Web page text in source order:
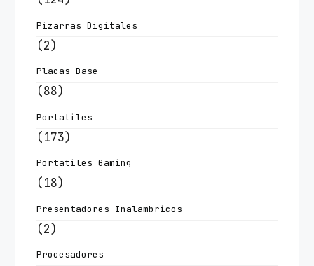
Pizarras Digitales
(2)
Placas Base
(88)
Portatiles
(173)
Portatiles Gaming
(18)
Presentadores Inalambricos
(2)
Procesadores